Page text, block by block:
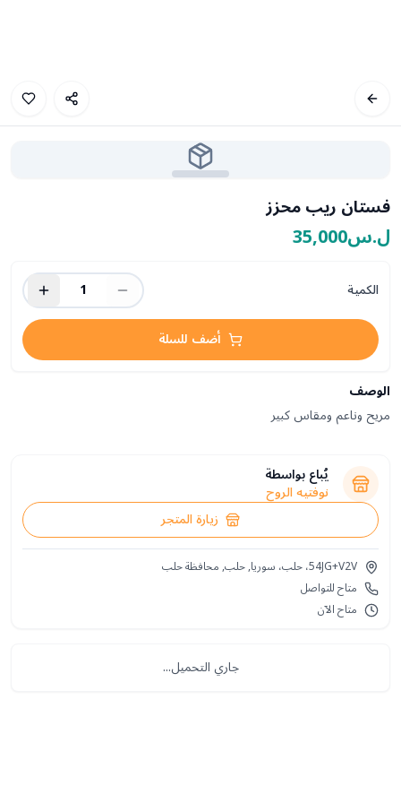
فستان ريب محزز
ل.س35,000
الكمية
1
أضف للسلة
الوصف
مريح وناعم ومقاس كبير
يُباع بواسطة
نوفتيه الروح
زيارة المتجر
54JG+V2V، حلب، سوريا, حلب, محافظة حلب
متاح للتواصل
متاح الآن
جاري التحميل...